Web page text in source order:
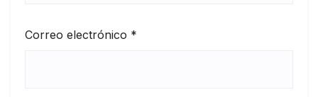
Correo electrónico *